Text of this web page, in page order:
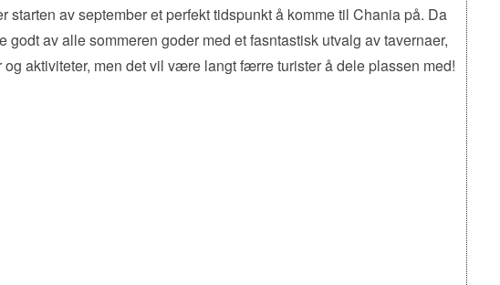
starten av september et perfekt tidspunkt å komme til Chania på. Da
godt av alle sommeren goder med et fasntastisk utvalg av tavernaer,
og aktiviteter, men det vil være langt færre turister å dele plassen med!